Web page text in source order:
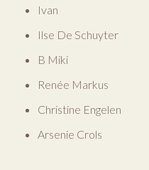
Ivan
Ilse De Schuyter
B Miki
Renée Markus
Christine Engelen
Arsenie Crols